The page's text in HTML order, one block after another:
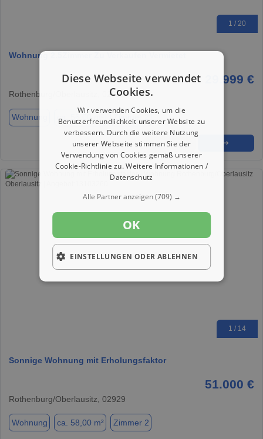
1 / 20
Wohnung 2.5Zimmer Zu Verkaufen Vermietet
29.999 €
Rothenburg/Oberlausitz, 02929
Wohnung ca. 56,00 m² Zimmer 2
★ ➦ ➜
1 / 14
Sonnige Wohnung mit Erholungsfaktor
51.000 €
Rothenburg/Oberlausitz, 02929
Wohnung ca. 58,00 m² Zimmer 2
Diese Webseite verwendet
Cookies.
Wir verwenden Cookies, um die
Benutzerfreundlichkeit unserer Website zu
verbessern. Durch die weitere Nutzung
unserer Webseite stimmen Sie der
Verwendung von Cookies gemäß unserer
Cookie-Richtlinie zu.Weitere Informationen /
Datenschutz
Alle Partner anzeigen(709) →
OK
EINSTELLUNGEN ODER ABLEHNEN